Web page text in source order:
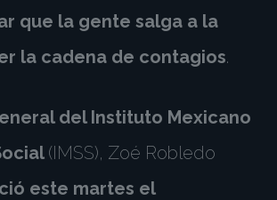
que la gente salga a la
la cadena de contagios.
del Instituto Mexicano
(IMSS), Zoé Robledo
este martes el